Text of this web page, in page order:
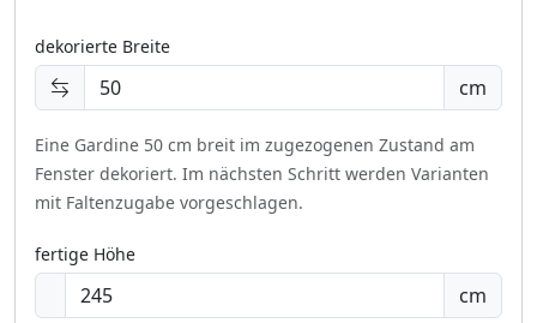
dekorierte Breite
cm
Eine Gardine 50 cm breit im zugezogenen Zustand am
Fenster dekoriert. Im nächsten Schritt werden Varianten
mit Faltenzugabe vorgeschlagen.
fertige Höhe
cm